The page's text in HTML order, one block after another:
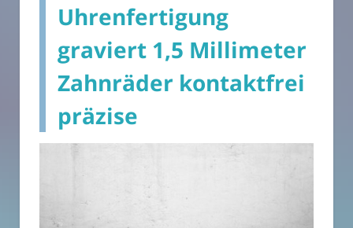
Uhrenfertigung
graviert 1,5 Millimeter
Zahnräder kontaktfrei
präzise